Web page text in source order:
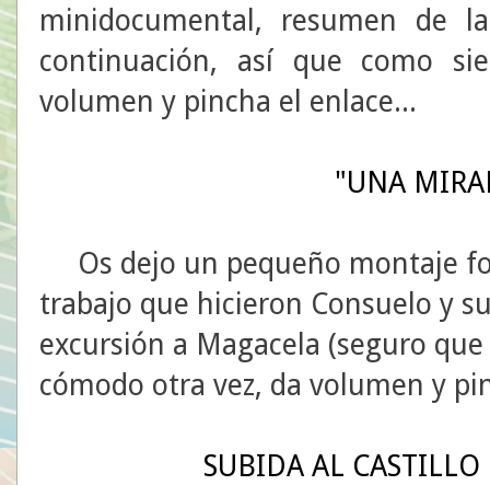
minidocumental, resumen de
continuación, así que como
volumen y pincha el enlace...
"UNA
Os dejo un pequeño montaje
trabajo que hicieron Consuelo y
excursión a Magacela (seguro
cómodo otra vez, da volumen y
SUBIDA AL